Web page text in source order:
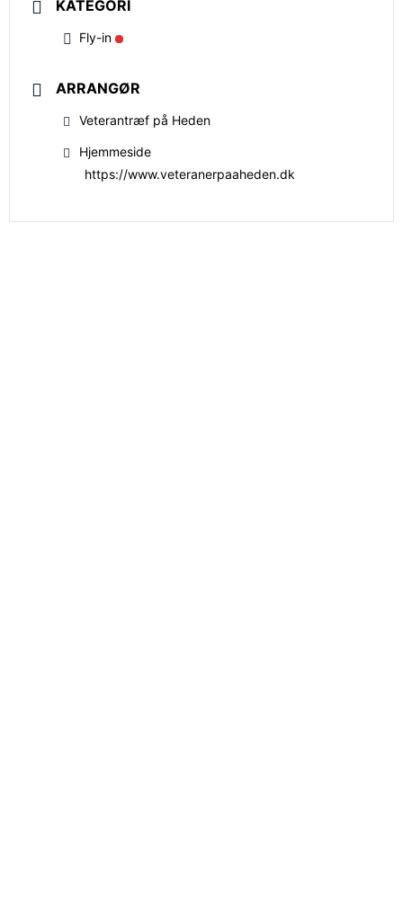
KATEGORI
Fly-in
ARRANGØR
Veterantræf på Heden
Hjemmeside
https://www.veteranerpaaheden.dk